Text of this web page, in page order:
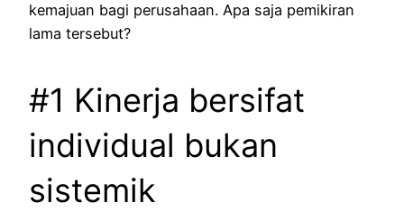
kemajuan bagi perusahaan. Apa saja pemikiran
lama tersebut?
#1 Kinerja bersifat
individual bukan
sistemik